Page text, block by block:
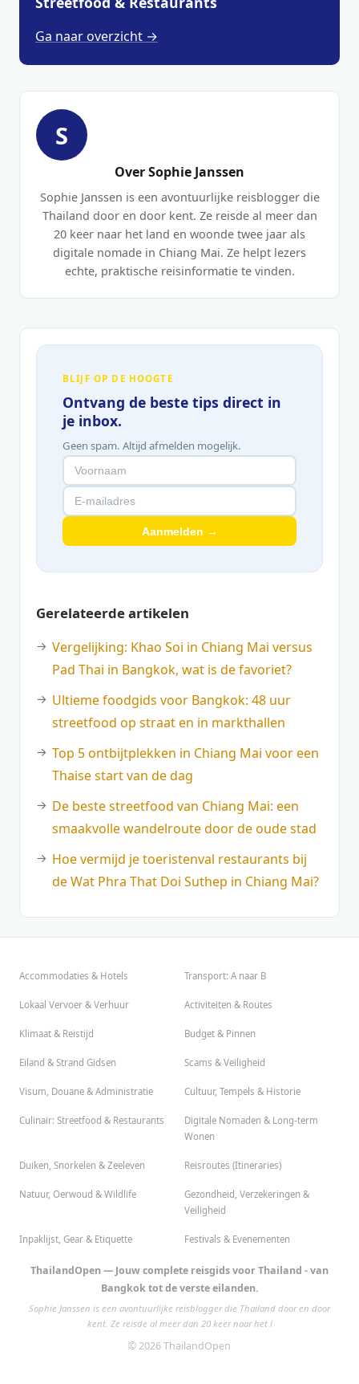
Ga naar overzicht →
S
Over Sophie Janssen
Sophie Janssen is een avontuurlijke reisblogger die
Thailand door en door kent. Ze reisde al meer dan
20 keer naar het land en woonde twee jaar als
digitale nomade in Chiang Mai. Ze helpt lezers
echte, praktische reisinformatie te vinden.
BLIJF OP DE HOOGTE
Ontvang de beste tips direct in
je inbox.
Geen spam. Altijd afmelden mogelijk.
Aanmelden →
Gerelateerde artikelen
Vergelijking: Khao Soi in Chiang Mai versus
Pad Thai in Bangkok, wat is de favoriet?
Ultieme foodgids voor Bangkok: 48 uur
streetfood op straat en in markthallen
Top 5 ontbijtplekken in Chiang Mai voor een
Thaise start van de dag
De beste streetfood van Chiang Mai: een
smaakvolle wandelroute door de oude stad
Hoe vermijd je toeristenval restaurants bij
de Wat Phra That Doi Suthep in Chiang Mai?
Accommodaties & Hotels Transport: A naar B
Lokaal Vervoer & Verhuur Activiteiten & Routes
Klimaat & Reistijd Budget & Pinnen
Eiland & Strand Gidsen Scams & Veiligheid
Visum, Douane & Administratie Cultuur, Tempels & Historie
Culinair: Streetfood & Restaurants
Digitale Nomaden & Long-term
Wonen
Duiken, Snorkelen & Zeeleven Reisroutes (Itineraries)
Natuur, Oerwoud & Wildlife
Gezondheid, Verzekeringen &
Veiligheid
Inpaklijst, Gear & Etiquette Festivals & Evenementen
ThailandOpen — Jouw complete reisgids voor Thailand - van
Bangkok tot de verste eilanden.
Sophie Janssen is een avontuurlijke reisblogger die Thailand door en door
kent. Ze reisde al meer dan 20 keer naar het l
© 2026 ThailandOpen